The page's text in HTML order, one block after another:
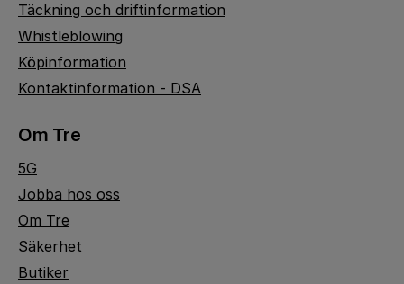
Täckning och driftinformation
Whistleblowing
Köpinformation
Kontaktinformation - DSA
Om Tre
5G
Jobba hos oss
Om Tre
Säkerhet
Butiker